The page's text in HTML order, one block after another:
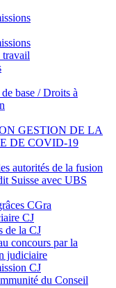
travail
base / Droits à
GESTION DE LA
DE COVID-19
autorités de la fusion
Suisse avec UBS
CGra
CJ
de la CJ
concours par la
judiciaire
CJ
du Conseil